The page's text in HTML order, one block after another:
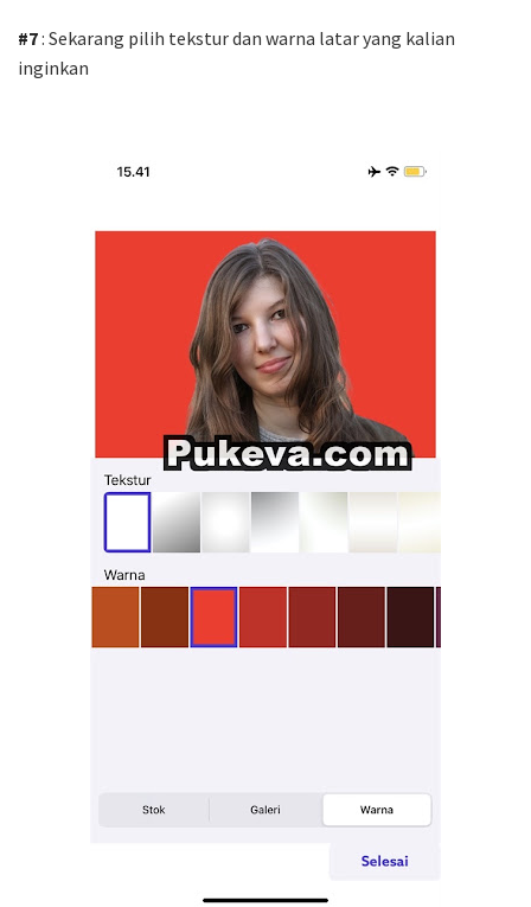
#7: Sekarang pilih tekstur dan warna latar yang kalian
inginkan